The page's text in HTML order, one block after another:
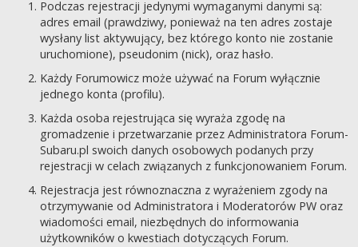
Podczas rejestracji jedynymi wymaganymi danymi są:
adres email (prawdziwy, ponieważ na ten adres zostaje
wysłany list aktywujący, bez którego konto nie zostanie
uruchomione), pseudonim (nick), oraz hasło.
Każdy Forumowicz może używać na Forum wyłącznie
jednego konta (profilu).
Każda osoba rejestrująca się wyraża zgodę na
gromadzenie i przetwarzanie przez Administratora Forum-
Subaru.pl swoich danych osobowych podanych przy
rejestracji w celach związanych z funkcjonowaniem Forum.
Rejestracja jest równoznaczna z wyrażeniem zgody na
otrzymywanie od Administratora i Moderatorów PW oraz
wiadomości email, niezbędnych do informowania
użytkowników o kwestiach dotyczących Forum.